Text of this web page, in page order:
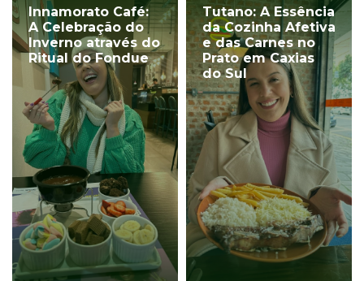
Innamorato Café:
A Celebração do
Inverno através do
Ritual do Fondue
Tutano: A Essência
da Cozinha Afetiva
e das Carnes no
Prato em Caxias
do Sul